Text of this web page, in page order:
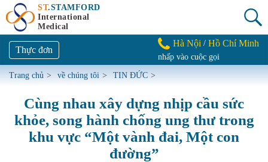
ST.STAMFORD
International
Medical
Thực đơn
Hà Nội / Hồ Chí Minh
nhấp vào cuộc gọi
Trang chủ > về chúng tôi > TIN ĐỨC >
Cùng nhau xây dựng nhịp cầu sức
khỏe, song hành chống ung thư trong
khu vực “Một vành đai, Một con
đường”